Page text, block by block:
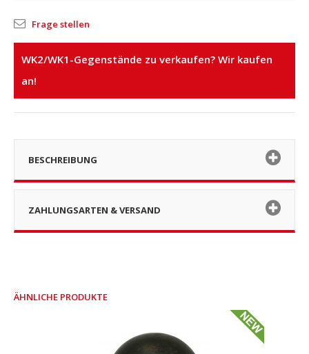
Frage stellen
WK2/WK1-Gegenstände zu verkaufen? Wir kaufen
an!
BESCHREIBUNG
ZAHLUNGSARTEN & VERSAND
ÄHNLICHE PRODUKTE